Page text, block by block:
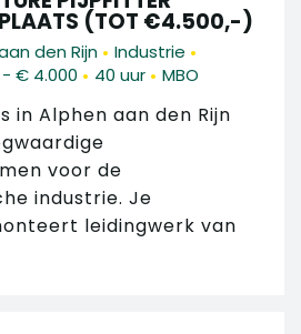
(TOT €4.500,-)
den Rijn • Industrie •
€ 4.000 • 40 uur • MBO
in Alphen aan den Rijn
voor de
industrie. Je
leidingwerk van